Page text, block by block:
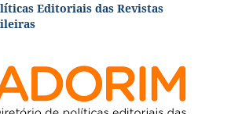
Editoriais das Revistas